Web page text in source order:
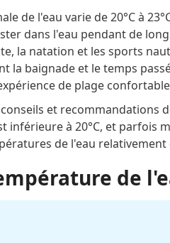
de l'eau varie de 20°C à
dans l'eau pendant de
la natation et les sports
la baignade et le temps
de plage
et recommandations
inférieure à 20°C, et parfois
de l'eau relativement
de